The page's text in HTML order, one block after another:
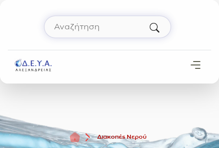
Αναζήτηση
ΑρχικήΔιακοπές Νερού